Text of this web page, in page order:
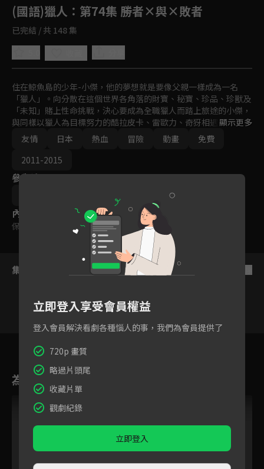
(國語)獵人 ：第74集 勝者×與×敗者
已完結 / 共 148 集
住在鯨魚島的少年-小傑，他的夢想就是要像父親一樣成為一名
「獵人」。向分散在這個世界各角落的財寶、秘寶、珍品、珍獸及
「未知」賭上性命挑戰，決心要成為全職獵人而踏上旅途的小傑，
與同樣以獵人為目標努力的酷拉皮卡、雷歐力、奇犽相遇。突破重
重難關，終於通過獵人考試，而小傑是否能夠成為一名優秀的獵
人！？異想天開、壯烈精彩的冒險即將展開！
顯示更多
友情
日本 熱血 冒險 動畫
免費
2011-2015
參與演員
內容標籤
保護級
集數列表
72
為您推薦
立即登入享受會員權益
登入會員解決看劇各種惱人的事，我們為會員提供了
720p 畫質
略過片頭尾
收藏片單
觀劇紀錄
立即登入